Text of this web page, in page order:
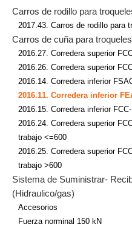
Carros de rodillo para
2017.43. Carros de rodillo para
Carros de cuña para troqueles
2016.27. Corredera superior
2016.26. Corredera superior
2016.14. Corredera inferior
2016.11. Corredera inferior
2016.15. Corredera inferior
2016.24. Corredera superior
trabajo <=600
2016.25. Corredera superior
trabajo >600
Sistema de Suministrar-
(Hidraulico/gas)
Accesorios
Fuerza norminal 150 kN